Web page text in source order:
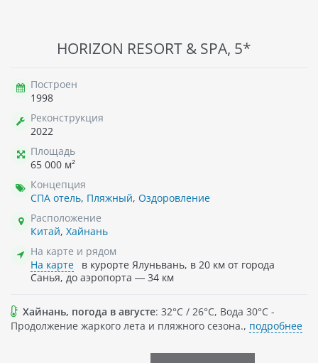
HORIZON RESORT & SPA, 5*
Построен
1998
Реконструкция
2022
Площадь
65 000 м²
Концепция
СПА отель, Пляжный, Оздоровление
Расположение
Китай, Хайнань
На карте и рядом
На карте
в курорте Ялуньвань, в 20 км от города
Санья, до аэропорта — 34 км
Хайнань, погода в августе: 32°C / 26°C, Вода 30°C -
Продолжение жаркого лета и пляжного сезона., подробнее